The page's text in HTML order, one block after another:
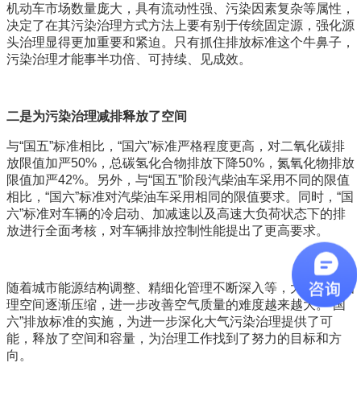
机动车市场数量庞大，具有流动性强、污染因素复杂等属性，
决定了在其污染治理方式方法上要有别于传统固定源，强化源
头治理显得更加重要和紧迫。只有抓住排放标准这个牛鼻子，
污染治理才能事半功倍、可持续、见成效。
二是为污染治理减排释放了空间
与“国五”标准相比，“国六”标准严格程度更高，对二氧化碳排
放限值加严50%，总碳氢化合物排放下降50%，氮氧化物排放
限值加严42%。另外，与“国五”阶段汽柴油车采用不同的限值
相比，“国六”标准对汽柴油车采用相同的限值要求。同时，“国
六”标准对车辆的冷启动、加减速以及高速大负荷状态下的排
放进行全面考核，对车辆排放控制性能提出了更高要求。
随着城市能源结构调整、精细化管理不断深入等，大气污染治
理空间逐渐压缩，进一步改善空气质量的难度越来越大。“国
六”排放标准的实施，为进一步深化大气污染治理提供了可
能，释放了空间和容量，为治理工作找到了努力的目标和方
向。